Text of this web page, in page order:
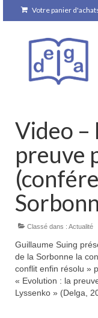
Votre panier
Video –
preuve
Classé dans : Actualité
Guillaume Suing
de la Sorbonne la
conflit enfin résolu »
« Evolution : la
Lyssenko » (Delga,